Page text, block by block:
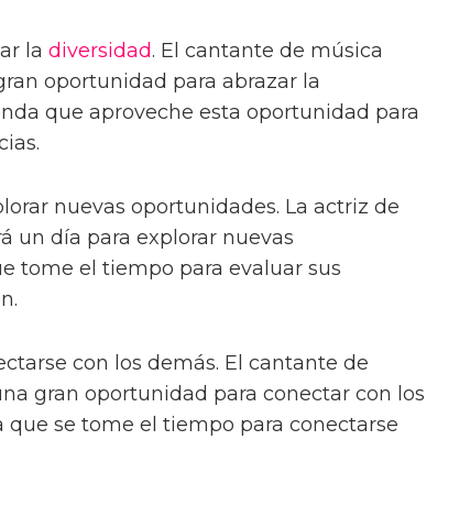
la diversidad. El cantante de música
oportunidad para abrazar la
que aproveche esta oportunidad para
nuevas oportunidades. La actriz de
un día para explorar nuevas
tome el tiempo para evaluar sus
con los demás. El cantante de
gran oportunidad para conectar con los
que se tome el tiempo para conectarse